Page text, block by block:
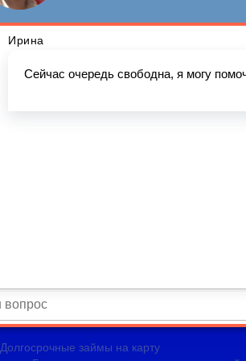
Долгосрочные займы на карту